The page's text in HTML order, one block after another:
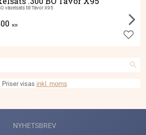
växelsats till Tavor X95
KR
Lägg
Priser visas inkl. moms
NYHETSBREV